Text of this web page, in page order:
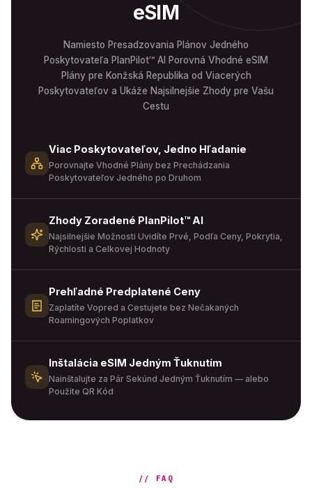
eSIM
Namiesto Presadzovania Plánov Jedného
Poskytovateľa PlanPilot™ AI Porovná Vhodné eSIM
Plány pre Konžská Republika od Viacerých
Poskytovateľov a Ukáže Najsilnejšie Zhody pre Vašu
Cestu
Viac Poskytovateľov, Jedno Hľadanie
Porovnajte Vhodné Plány bez Prechádzania
Poskytovateľov Jedného po Druhom
Zhody Zoradené PlanPilot™ AI
Najsilnejšie Možnosti Uvidíte Prvé, Podľa Ceny, Pokrytia,
Rýchlosti a Celkovej Hodnoty
Prehľadné Predplatené Ceny
Zaplatíte Vopred a Cestujete bez Nečakaných
Roamingových Poplatkov
Inštalácia eSIM Jedným Ťuknutím
Nainštalujte za Pár Sekúnd Jedným Ťuknutím — alebo
Použite QR Kód
// FAQ